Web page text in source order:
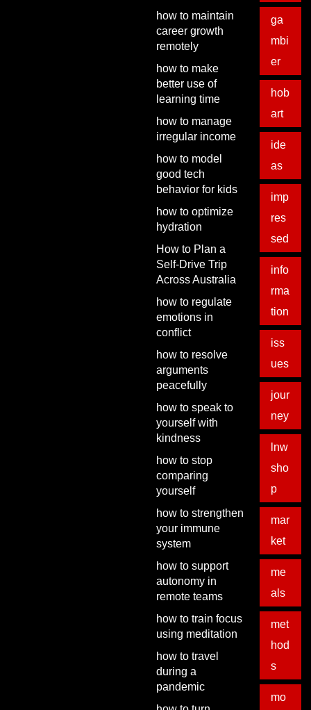
how to maintain
career growth
remotely
how to make
better use of
learning time
how to manage
irregular income
how to model
good tech
behavior for kids
how to optimize
hydration
How to Plan a
Self-Drive Trip
Across Australia
how to regulate
emotions in
conflict
how to resolve
arguments
peacefully
how to speak to
yourself with
kindness
how to stop
comparing
yourself
how to strengthen
your immune
system
how to support
autonomy in
remote teams
how to train focus
using meditation
how to travel
during a
pandemic
ga
mbi
er
hob
art
ide
as
imp
res
sed
info
rma
tion
iss
ues
jour
ney
lnw
sho
p
mar
ket
me
als
met
hod
s
mo